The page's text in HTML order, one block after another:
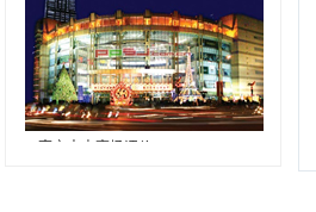
..:: 南京中央商场评价 ::..
我公司低压无功补偿柜内的电容器
曾发生过爆炸，其中配电房内1-6号变